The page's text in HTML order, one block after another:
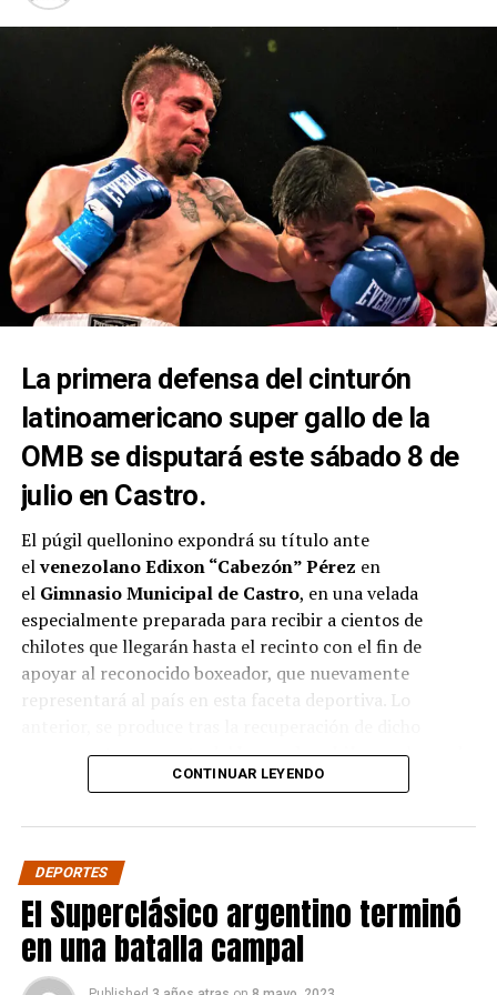
La primera defensa del cinturón
latinoamericano super gallo de la
OMB se disputará este sábado 8 de
julio en Castro.
El púgil quellonino expondrá su título ante
elvenezolano Edixon “Cabezón” Pérez en
el Gimnasio Municipal de Castro, en una velada
especialmente preparada para recibir a cientos de
chilotes que llegarán hasta el recinto con el fin de
apoyar al reconocido boxeador, que nuevamente
representará al país en esta faceta deportiva. Lo
campeonato por parte delboxeador chileno, el pasado
mes de abril ante elboliviano Ramón Averanga
La velada contará además con siete combates
preliminares con los mejores
la zona. Este evento es único en la provincia, y es
realizado íntegramente por laproductora del
boxeador, Pancora Promotions, contando con el
auspicio de empresas e industrias locales.
CONTINUAR LEYENDO
DEPORTES
El Superclásico argentino terminó
en una batalla campal